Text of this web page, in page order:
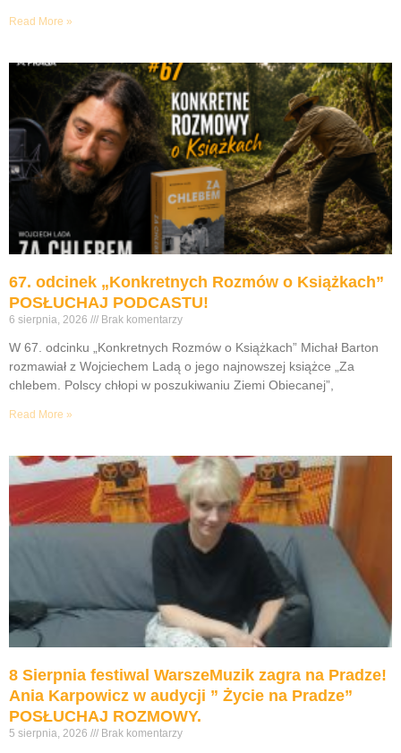
Read More »
67. odcinek „Konkretnych Rozmów o Książkach”
POSŁUCHAJ PODCASTU!
6 sierpnia, 2026 Brak komentarzy
W 67. odcinku „Konkretnych Rozmów o Książkach” Michał Barton
rozmawiał z Wojciechem Ladą o jego najnowszej książce „Za
chlebem. Polscy chłopi w poszukiwaniu Ziemi Obiecanej”,
Read More »
8 Sierpnia festiwal WarszeMuzik zagra na Pradze!
Ania Karpowicz w audycji ” Życie na Pradze”
POSŁUCHAJ ROZMOWY.
5 sierpnia, 2026 Brak komentarzy